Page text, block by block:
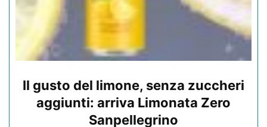
Il gusto del limone, senza zuccheri
aggiunti: arriva Limonata Zero
Sanpellegrino